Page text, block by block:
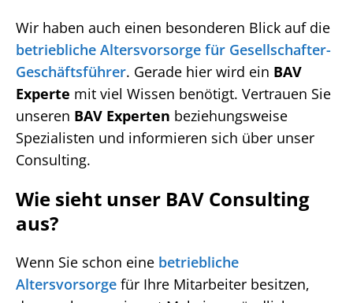
Wir haben auch einen besonderen Blick auf die
betriebliche Altersvorsorge für Gesellschafter-
Geschäftsführer. Gerade hier wird ein BAV
Experte mit viel Wissen benötigt. Vertrauen Sie
unseren BAV Experten beziehungsweise
Spezialisten und informieren sich über unser
Consulting.
Wie sieht unser BAV Consulting
aus?
Wenn Sie schon eine betriebliche
Altersvorsorge für Ihre Mitarbeiter besitzen,